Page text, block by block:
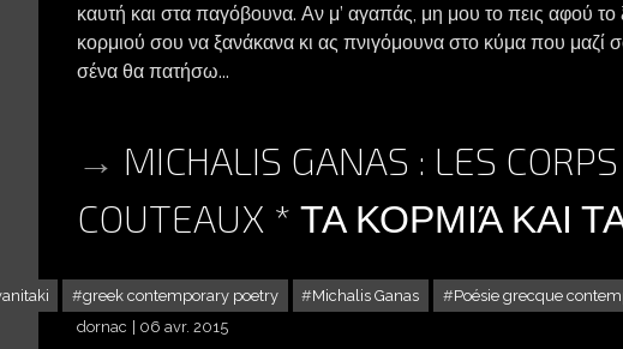
καυτή και στα παγόβουνα. Αν μ’ αγαπάς, μη μου το πεις αφού το
κορμιού σου να ξανάκανα κι ας πνιγόμουνα στο κύμα που μαζί
σένα θα πατήσω...
MICHALIS GANAS : LES
COUTEAUX * ΤΑ ΚΟΡΜΙΆ ΚΑΙ
greek contemporary poetry Michalis Ganas Poésie grecque
dornac
06 avr. 2015